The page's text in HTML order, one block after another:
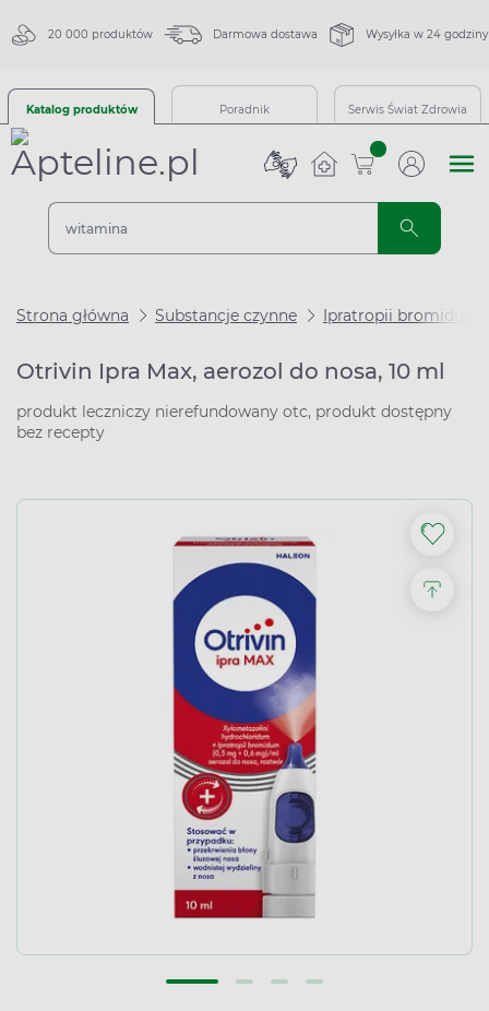
20 000 produktów Darmowa dostawa Wysyłka w 24 godziny
Katalog produktów Poradnik Serwis Świat Zdrowia
sztuk
Strona główna Substancje czynne Ipratropii bromidum
Otrivin Ipra Max, aerozol do nosa, 10 ml
produkt leczniczy nierefundowany otc, produkt dostępny
bez recepty